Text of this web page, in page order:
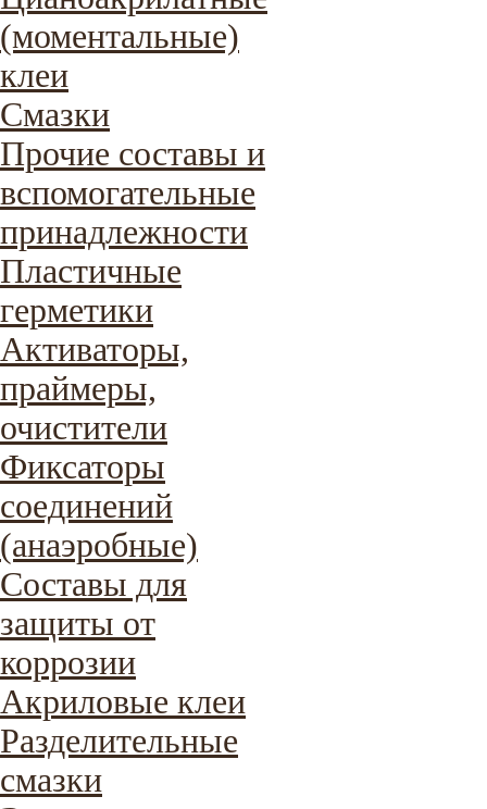
(моментальные)
клеи
Смазки
Прочие составы и
вспомогательные
принадлежности
Пластичные
герметики
Активаторы,
праймеры,
очистители
Фиксаторы
соединений
(анаэробные)
Составы для
защиты от
коррозии
Акриловые клеи
Разделительные
смазки